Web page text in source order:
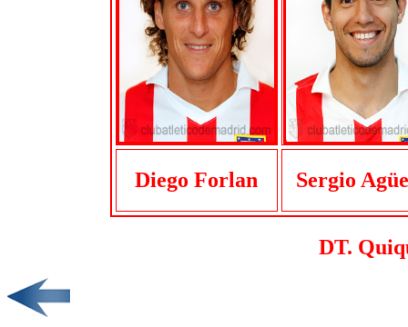
Diego Forlan Sergio
DT.